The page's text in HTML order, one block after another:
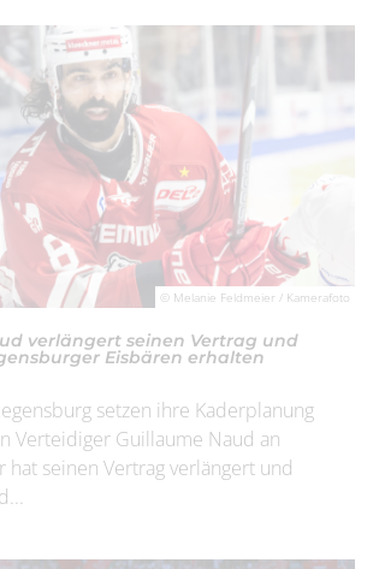
© Melanie Feldmeier / Kamerafoto
verlängert seinen Vertrag und
Eisbären erhalten
setzen ihre Kaderplanung
Verteidiger Guillaume Naud an
hat seinen Vertrag verlängert und